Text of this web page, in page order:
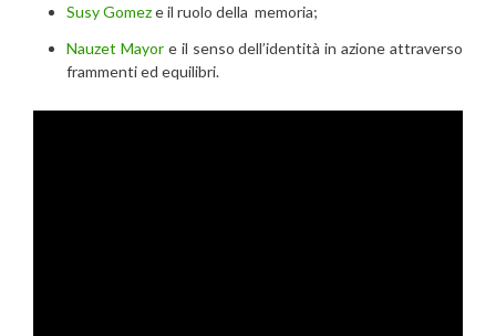
Susy Gomeze il ruolo della memoria;
Nauzet Mayore il senso dell’identità in azione attraverso
frammenti ed equilibri.